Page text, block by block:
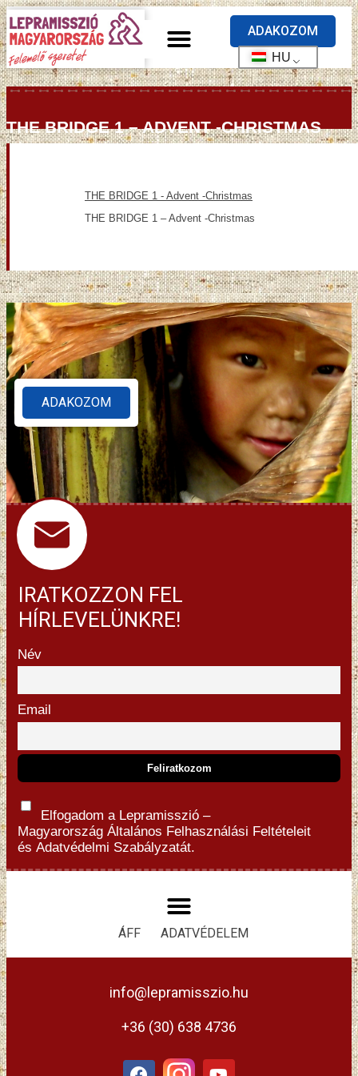
ADAKOZOM
HU
THE BRIDGE 1 – ADVENT -CHRISTMAS
THE BRIDGE 1 - Advent -Christmas
THE BRIDGE 1 – Advent -Christmas
ADAKOZOM
IRATKOZZON FEL
HÍRLEVELÜNKRE!
Név
Email
Elfogadom a Lepramisszió –
Magyarország Általános Felhasználási Feltételeit
és Adatvédelmi Szabályzatát.
ÁFF ADATVÉDELEM
info@lepramisszio.hu
+36 (30) 638 4736